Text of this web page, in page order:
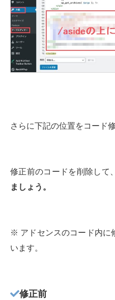
さらに下記の位置をコード
修正前のコードを削除して
ましょう。
※ アドセンスのコード内に
います。
修正前